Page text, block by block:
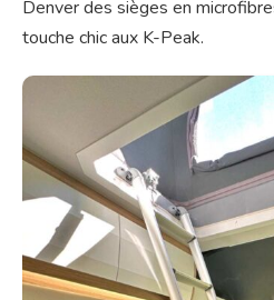
Denver des sièges en
touche chic aux K-Peak.